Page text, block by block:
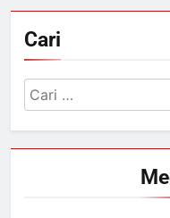
Cari
Cari
untuk: